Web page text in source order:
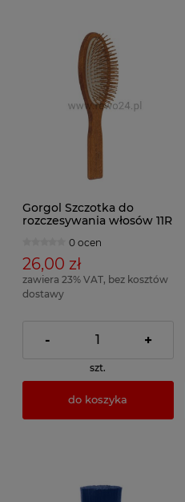
Gorgol Szczotka do
rozczesywania włosów 11R
0 ocen
26,00 zł
zawiera 23% VAT, bez kosztów
dostawy
- +
szt.
do koszyka